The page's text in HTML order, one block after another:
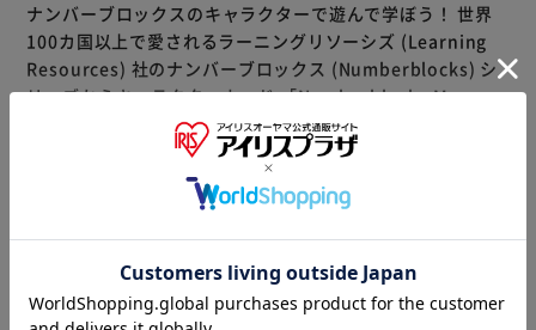
ナンバーブロックスのキャラクターで遊んで学ぼう！ 世界
100カ国以上で愛されるラーニングリソーシズ (Learning
Resources) 社のナンバーブロックス (Numberblocks) シ
リーズからキャラクターカード 「Numberblocks Memory
Match Game」 が登場！ イギリスBBC運営の幼児向け専門
チャンネルで大人気の番組「ナンバーブロックス
(Numberblocks)」の仲間たちと一緒に数を楽しく学ぼう！
ユニークな表情が魅力的なキャラクターたちに心を奪われる
こと間違いなし。 カードの種類はナンバーブロックスの仲
間たちや数字カード等、4つのカテゴリー
(Numberblocks、Numberblobs、Numberlings、
Number Fun)毎に各20枚、合計80枚のカードが入っていま
もっと見る
じめご了承ください。